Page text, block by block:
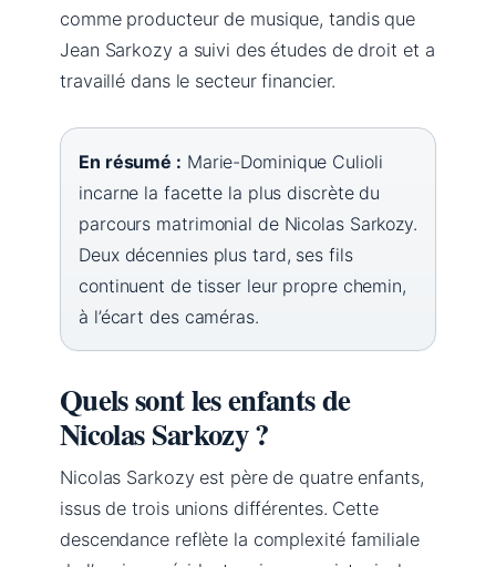
comme producteur de musique, tandis que
Jean Sarkozy a suivi des études de droit et a
travaillé dans le secteur financier.
En résumé : Marie-Dominique Culioli
incarne la facette la plus discrète du
parcours matrimonial de Nicolas Sarkozy.
Deux décennies plus tard, ses fils
continuent de tisser leur propre chemin,
à l’écart des caméras.
Quels sont les enfants de
Nicolas Sarkozy ?
Nicolas Sarkozy est père de quatre enfants,
issus de trois unions différentes. Cette
descendance reflète la complexité familiale